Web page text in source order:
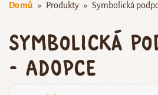
Domů Produkty Symbolická
Symbolická
- adopce